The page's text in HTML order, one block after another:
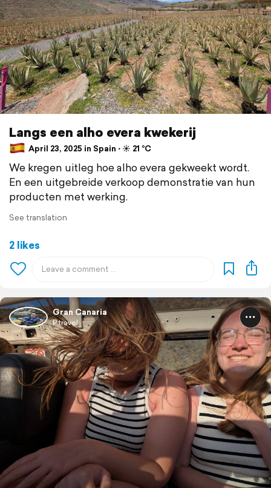
Langs een alho evera kwekerij
April 23, 2025 in Spain ⋅ ☀️ 21 °C
We kregen uitleg hoe alho evera gekweekt wordt.
En een uitgebreide verkoop demonstratie van hun
producten met werking.
See translation
2 likes
Gran Canaria
P travel